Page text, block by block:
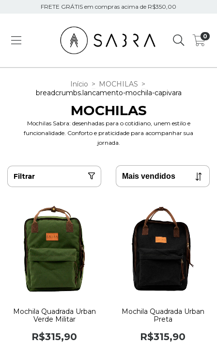
FRETE GRÁTIS em compras acima de R$350,00
0
Início > MOCHILAS >
breadcrumbs.lancamento-mochila-capivara
MOCHILAS
Mochilas Sabra: desenhadas para o cotidiano, unem estilo e
funcionalidade. Conforto e praticidade para acompanhar sua
jornada.
Filtrar
Mochila Quadrada Urban
Verde Militar
R$315,90
Mochila Quadrada Urban
Preta
R$315,90